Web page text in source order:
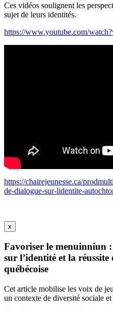
Ces vidéos soulignent les
sujet de leurs identités.
https://www.youtube.com/
https://chairejeunesse.ca/
de-dialogue-sur-lidentite-
x
Favoriser le menuinniun :
sur l’identité et la réussite
québécoise
Cet article mobilise les voix de
un contexte de diversité sociale